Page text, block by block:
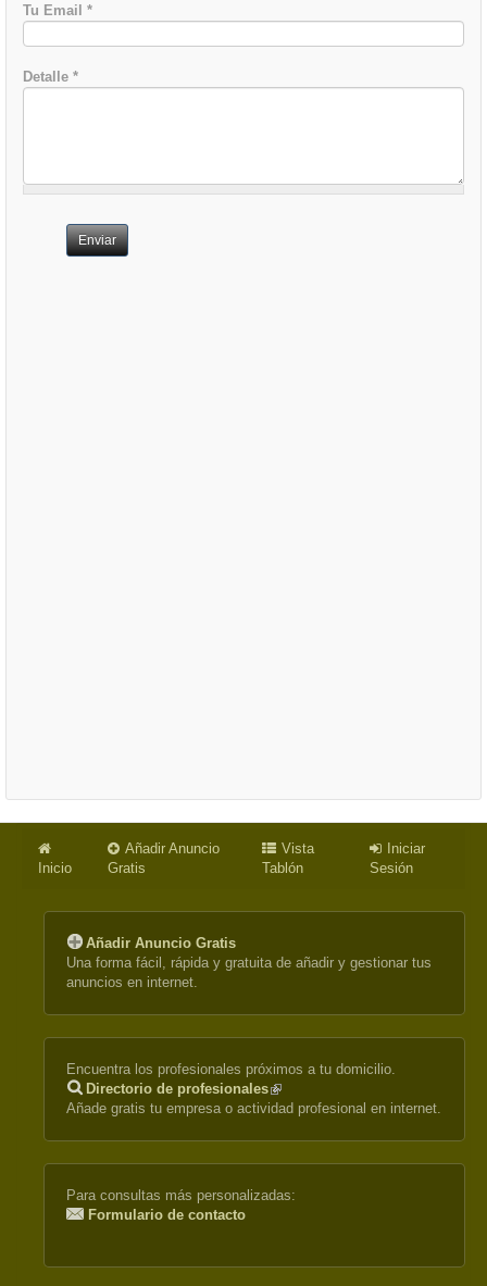
Tu Email *
Detalle *
Enviar
Inicio
Añadir Anuncio
Gratis
Vista
Tablón
Iniciar
Sesión
Añadir Anuncio Gratis
Una forma fácil, rápida y gratuita de añadir y gestionar tus
anuncios en internet.
Encuentra los profesionales próximos a tu domicilio.
Directorio de profesionales(link
is
Añade gratis tu empresa o actividad profesional en internet.
Para consultas más personalizadas:
Formulario de contacto